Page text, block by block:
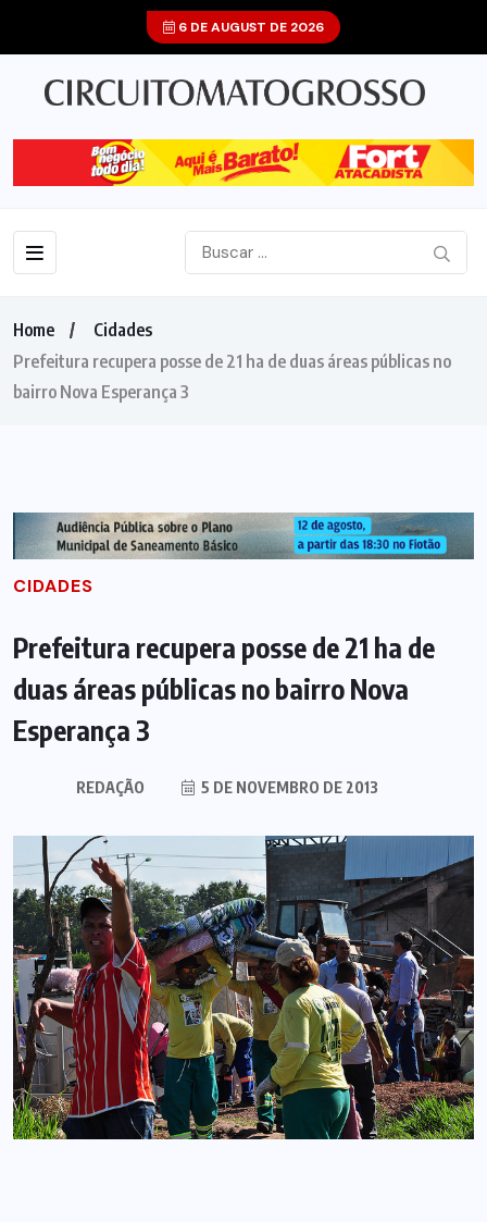
6 DE AUGUST DE 2026
Home
Cidades
Prefeitura recupera posse de 21 ha de duas áreas públicas no
bairro Nova Esperança 3
CIDADES
Prefeitura recupera posse de 21 ha de
duas áreas públicas no bairro Nova
Esperança 3
REDAÇÃO 5 DE NOVEMBRO DE 2013